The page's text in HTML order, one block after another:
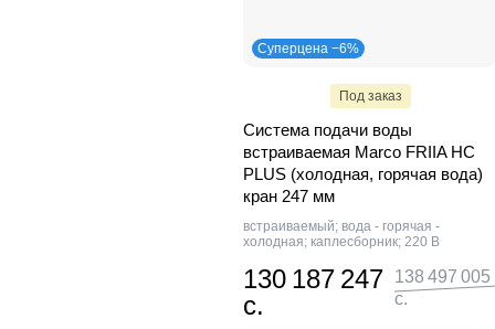
Суперцена −6%
Под заказ
Система подачи воды
встраиваемая Marco FRIIA HC
PLUS (холодная, горячая вода)
кран 247 мм
встраиваемый; вода - горячая -
холодная; каплесборник; 220 В
130 187 247
с.
138 497 005
с.